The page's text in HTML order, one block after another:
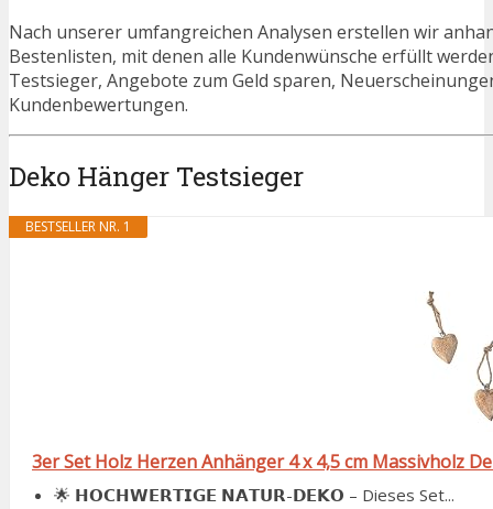
Nach unserer umfangreichen Analysen erstellen wir
Bestenlisten, mit denen alle Kundenwünsche erfüllt
Testsieger, Angebote zum Geld sparen,
Kundenbewertungen.
Deko Hänger Testsieger
BESTSELLER NR. 1
3er Set Holz Herzen Anhänger 4 x 4,5 cm Massivholz
🌟 𝗛𝗢𝗖𝗛𝗪𝗘𝗥𝗧𝗜𝗚𝗘 𝗡𝗔𝗧𝗨𝗥-𝗗𝗘𝗞𝗢 – Dieses Set...